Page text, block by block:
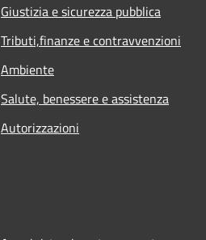
Giustizia e sicurezza pubblica
Tributi,finanze e contravvenzioni
Ambiente
Salute, benessere e assistenza
Autorizzazioni